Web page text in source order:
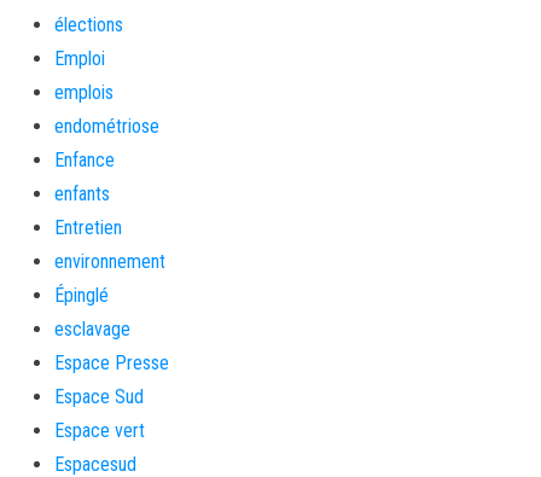
élections
Emploi
emplois
endométriose
Enfance
enfants
Entretien
environnement
Épinglé
esclavage
Espace Presse
Espace Sud
Espace vert
Espacesud